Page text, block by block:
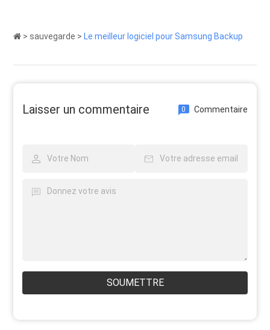
> sauvegarde > Le meilleur logiciel pour Samsung Backup
Laisser un commentaire 0 Commentaire
SOUMETTRE